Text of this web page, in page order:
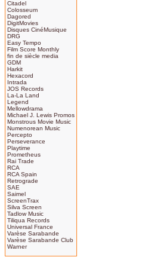
Citadel
Colosseum
Dagored
DigitMovies
Disques CinéMusique
DRG
Easy Tempo
Film Score Monthly
fin de siècle media
GDM
Harkit
Hexacord
Intrada
JOS Records
La-La Land
Legend
Mellowdrama
Michael J. Lewis Promos
Monstrous Movie Music
Numenorean Music
Percepto
Perseverance
Playtime
Prometheus
Rai Trade
RCA
RCA Spain
Retrograde
SAE
Saimel
ScreenTrax
Silva Screen
Tadlow Music
Tiliqua Records
Universal France
Varèse Sarabande
Varèse Sarabande Club
Warner